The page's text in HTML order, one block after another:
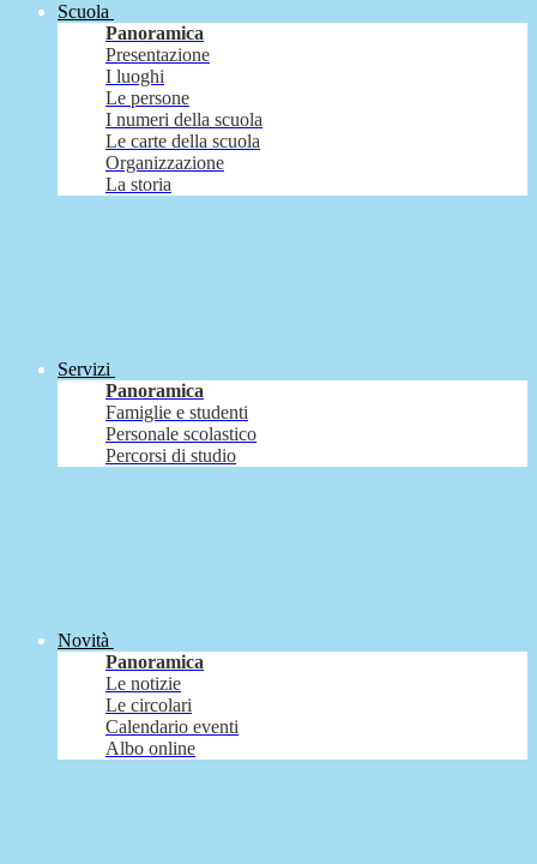
Scuola
Panoramica
Presentazione
I luoghi
Le persone
I numeri della scuola
Le carte della scuola
Organizzazione
La storia
Servizi
Panoramica
Famiglie e studenti
Personale scolastico
Percorsi di studio
Novità
Panoramica
Le notizie
Le circolari
Calendario eventi
Albo online